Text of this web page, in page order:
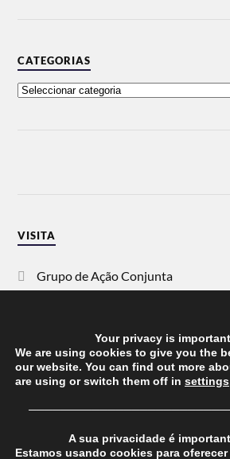
CATEGORIAS
VISITA
Grupo de Ação Conjunta
Vida Justa
dezanove
Your privacy is
We are using cookies to give you the
our website. You can find out more
are using or switch them off in settings
A sua privacidade é
Estamos usando cookies para